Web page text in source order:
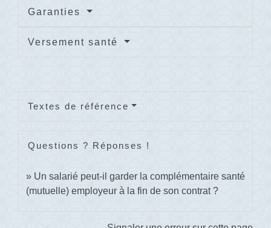
Garanties
Versement santé
Textes de référence
Questions ? Réponses !
Un salarié peut-il garder la complémentaire santé
(mutuelle) employeur à la fin de son contrat ?